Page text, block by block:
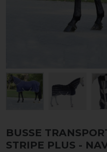
BUSSE
STRIPE PLUS -